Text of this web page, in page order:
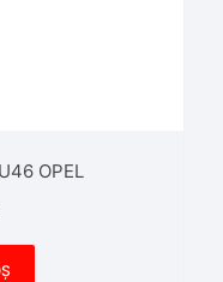
OPEL